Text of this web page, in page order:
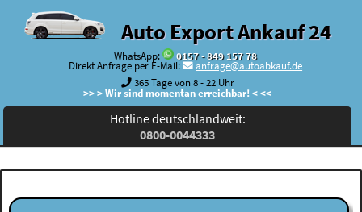
Auto Export Ankauf 24
WhatsApp:
0157 - 849 157 78
Direkt Anfrage per E-Mail:
anfrage@autoabkauf.de
365 Tage von 8 - 22 Uhr
>> > Wir sind momentan erreichbar! < <<
Hotline deutschlandweit:
0800-0044333